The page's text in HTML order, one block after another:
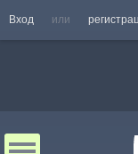
Вход или